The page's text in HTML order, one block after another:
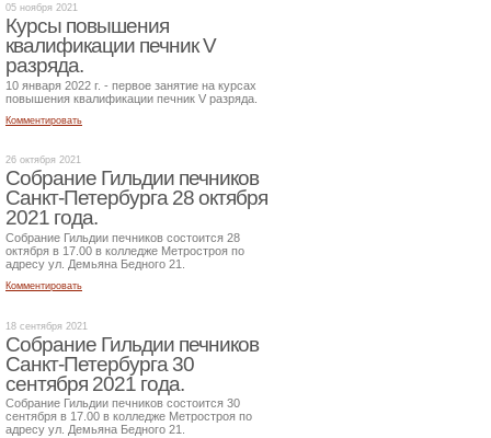
05 ноября 2021
Курсы повышения
квалификации печник V
разряда.
10 января 2022 г. - первое занятие на курсах
повышения квалификации печник V разряда.
Комментировать
26 октября 2021
Собрание Гильдии печников
Санкт-Петербурга 28 октября
2021 года.
Собрание Гильдии печников состоится 28
октября в 17.00 в колледже Метростроя по
адресу ул. Демьяна Бедного 21.
Комментировать
18 сентября 2021
Собрание Гильдии печников
Санкт-Петербурга 30
сентября 2021 года.
Собрание Гильдии печников состоится 30
сентября в 17.00 в колледже Метростроя по
адресу ул. Демьяна Бедного 21.